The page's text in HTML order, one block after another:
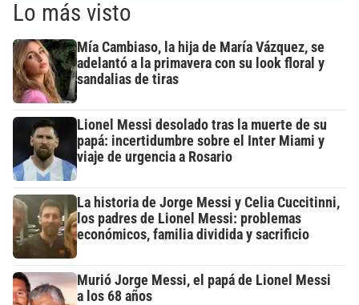
Lo más visto
Mía Cambiaso, la hija de María Vázquez, se
adelantó a la primavera con su look floral y
sandalias de tiras
Lionel Messi desolado tras la muerte de su
papá: incertidumbre sobre el Inter Miami y
viaje de urgencia a Rosario
La historia de Jorge Messi y Celia Cuccitinni,
los padres de Lionel Messi: problemas
económicos, familia dividida y sacrificio
Murió Jorge Messi, el papá de Lionel Messi
a los 68 años